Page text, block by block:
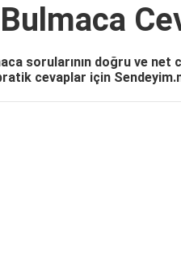
sorularının doğru ve net
cevaplar için